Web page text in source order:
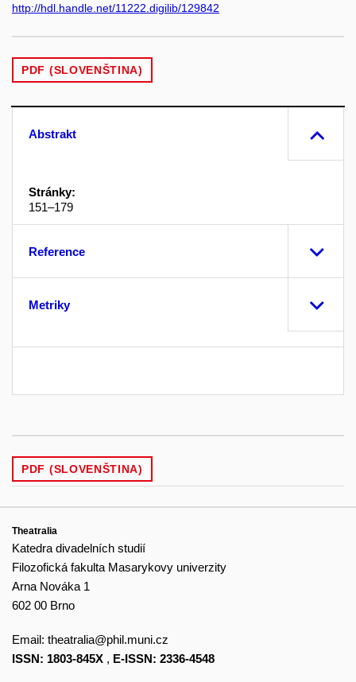
http://hdl.handle.net/11222.digilib/129842
PDF (SLOVENŠTINA)
Abstrakt
Stránky:
151–179
Reference
Metriky
PDF (SLOVENŠTINA)
Theatralia
Katedra divadelních studií
Filozofická fakulta Masarykovy univerzity
Arna Nováka 1
602 00 Brno
Email: theatralia@phil.muni.cz
ISSN: 1803-845X , E-ISSN: 2336-4548